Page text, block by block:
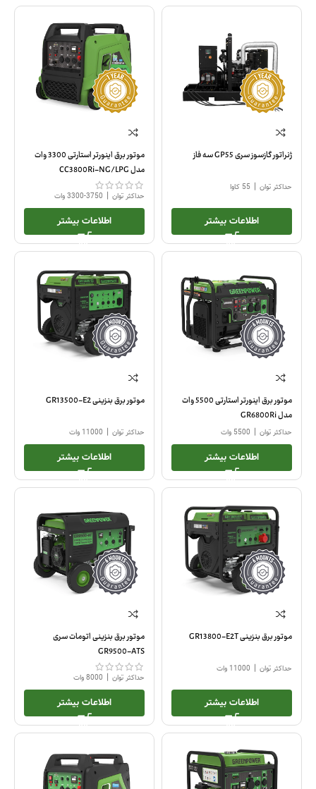
ژنراتور گازسوز سری GP55 سه فاز
حداکثر توان | 55 کاوا
اطلاعات بیشتر
موتور برق اینورتر استارتی 3300 وات
مدل CC3800Ri-NG/LPG
حداکثر توان | 3750-3300 وات
اطلاعات بیشتر
موتور برق اینورتر استارتی 5500 وات
مدل GR6800Ri
حداکثر توان | 5500 وات
اطلاعات بیشتر
موتور برق بنزینی GR13500-E2
حداکثر توان | 11000 وات
اطلاعات بیشتر
موتور برق بنزینی GR13800-E2T
حداکثر توان | 11000 وات
اطلاعات بیشتر
موتور برق بنزینی اتومات سری
GR9500-ATS
حداکثر توان | 8000 وات
اطلاعات بیشتر